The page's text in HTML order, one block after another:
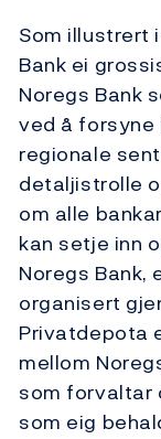
Som illustrert
Bank ei
Noregs Bank
ved å
regionale
detaljistrolle
om alle
kan setje inn
Noregs Bank,
organisert
Privatdepota
mellom
som forvaltar
som eig